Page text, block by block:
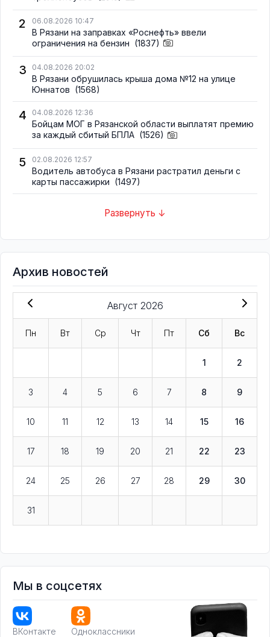
2 06.08.2026 10:47
В Рязани на заправках «Роснефть» ввели
ограничения на бензин (1837)
3 04.08.2026 20:02
В Рязани обрушилась крыша дома №12 на улице
Юннатов (1568)
4 04.08.2026 12:36
Бойцам МОГ в Рязанской области выплатят премию
за каждый сбитый БПЛА (1526)
5 02.08.2026 12:57
Водитель автобуса в Рязани растратил деньги с
карты пассажирки (1497)
Развернуть ↓
Архив новостей
Август 2026
Пн Вт Ср Чт Пт Сб Вс
1 2
3 4 5 6 7 8 9
10 11 12 13 14 15 16
17 18 19 20 21 22 23
24 25 26 27 28 29 30
31
Мы в соцсетях
ВКонтакте Одноклассники